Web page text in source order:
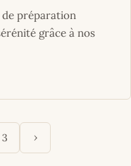
préparation
grâce à nos
3 ›